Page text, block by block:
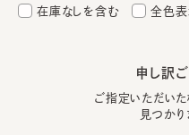
在庫なしを含む 全色
申し訳
ご指定いただい
見つかり